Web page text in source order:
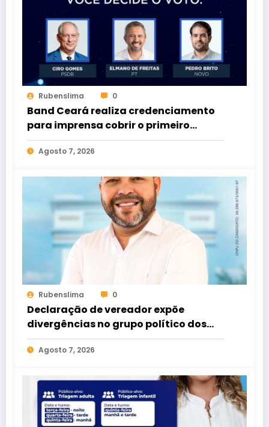
Rubenslima 0
Band Ceará realiza credenciamento
para imprensa cobrir o primeiro
debate entre candidatos ao Governo
do Estado
Agosto 7, 2026
Rubenslima 0
Declaração de vereador expõe
divergências no grupo político dos
Rodrigues
Agosto 7, 2026